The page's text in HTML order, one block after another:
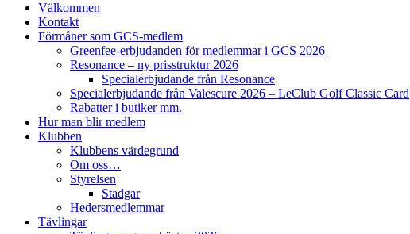
Välkommen
Kontakt
Förmåner som GCS-medlem
Greenfee-erbjudanden för medlemmar i GCS 2026
Resonance – ny prisstruktur 2026
Specialerbjudande från Resonance
Specialerbjudande från Valescure 2026 – LeClub Golf Classic Card
Rabatter i butiker mm.
Hur man blir medlem
Klubben
Klubbens värdegrund
Om oss…
Styrelsen
Stadgar
Hedersmedlemmar
Tävlingar